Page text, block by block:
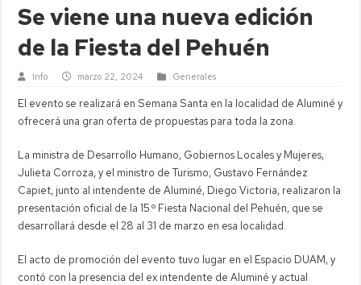
Se viene una nueva edición
de la Fiesta del Pehuén
Info marzo 22, 2024 Generales
El evento se realizará en Semana Santa en la localidad de Aluminé y
ofrecerá una gran oferta de propuestas para toda la zona.
La ministra de Desarrollo Humano, Gobiernos Locales y Mujeres,
Julieta Corroza, y el ministro de Turismo, Gustavo Fernández
Capiet, junto al intendente de Aluminé, Diego Victoria, realizaron la
presentación oficial de la 15.º Fiesta Nacional del Pehuén, que se
desarrollará desde el 28 al 31 de marzo en esa localidad.
El acto de promoción del evento tuvo lugar en el Espacio DUAM, y
contó con la presencia del ex intendente de Aluminé y actual